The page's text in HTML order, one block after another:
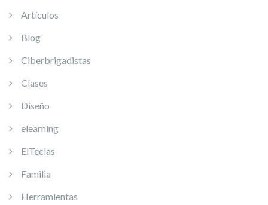
Artículos
Blog
Ciberbrigadistas
Clases
Diseño
elearning
ElTeclas
Familia
Herramientas